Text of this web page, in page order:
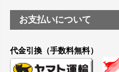
お支払いについて
代金引換（手数料無料）